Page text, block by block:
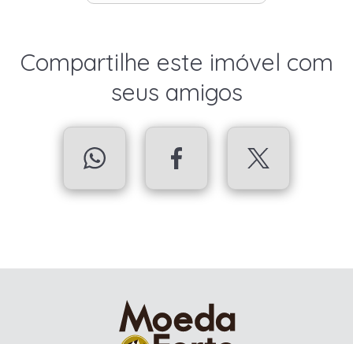
Compartilhe este imóvel com
seus amigos